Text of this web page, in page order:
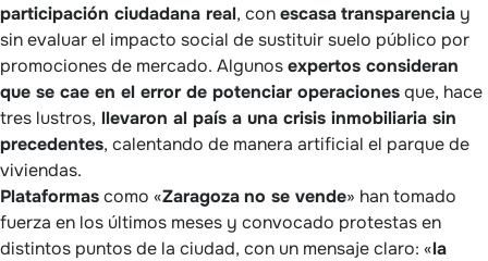
participación ciudadana real, conescasatransparencia y
sin evaluar el impacto social de sustituir suelo público por
promociones de mercado. Algunosexpertos consideran
que se cae en el error de potenciar operacionesque, hace
tres lustros, llevaron al país a una crisis inmobiliaria sin
precedentes, calentando de manera artificial el parque de
viviendas.
Plataformascomo «Zaragozano se vende» han tomado
fuerza en los últimos meses y convocado protestas en
distintos puntos de la ciudad, con un mensaje claro: «la